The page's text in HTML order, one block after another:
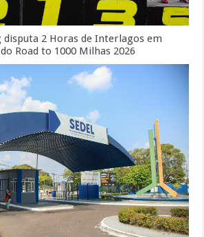
disputa 2 Horas de Interlagos em
Road to 1000 Milhas 2026